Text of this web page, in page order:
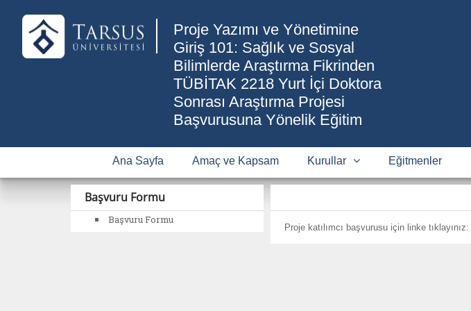
Proje Yazımı ve Yönetimine
Giriş 101: Sağlık ve Sosyal
Bilimlerde Araştırma Fikrinden
TÜBİTAK 2218 Yurt İçi Doktora
Sonrası Araştırma Projesi
Başvurusuna Yönelik Eğitim
Ana Sayfa Amaç ve Kapsam Kurullar Eğitmenler
Başvuru Formu
Başvuru Formu
Proje katılımcı başvurusu için linke tıklayınız: